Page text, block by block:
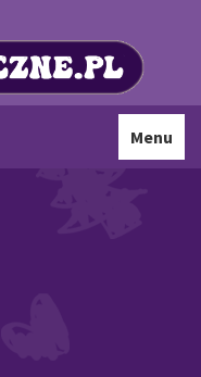
Toggle
Menu